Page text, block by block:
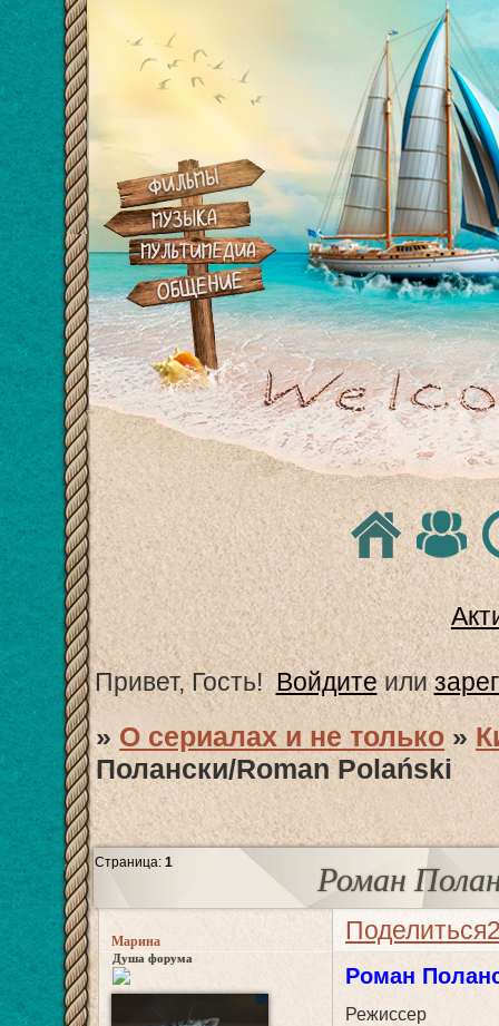
Привет, Гость! Войдитеили
»О сериалах и не только »
Полански/Roman Polański
Роман
Страница:1
Поделиться
Марина
Душа форума
Роман
Режиссер